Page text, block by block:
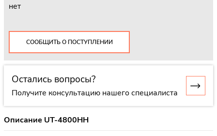
нет
СООБЩИТЬ О ПОСТУПЛЕНИИ
Остались вопросы?
Получите консультацию нашего специалиста
Описание UT-4800HH